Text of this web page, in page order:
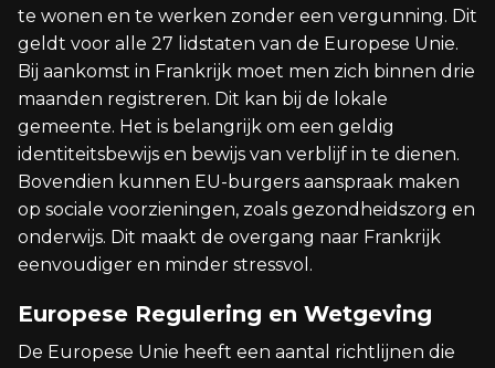
te wonen en te werken zonder een vergunning. Dit
geldt voor alle 27 lidstaten van de Europese Unie.
Bij aankomst in Frankrijk moet men zich binnen drie
maanden registreren. Dit kan bij de lokale
gemeente. Het is belangrijk om een geldig
identiteitsbewijs en bewijs van verblijf in te dienen.
Bovendien kunnen EU-burgers aanspraak maken
op sociale voorzieningen, zoals gezondheidszorg en
onderwijs. Dit maakt de overgang naar Frankrijk
eenvoudiger en minder stressvol.
Europese Regulering en Wetgeving
De Europese Unie heeft een aantal richtlijnen die